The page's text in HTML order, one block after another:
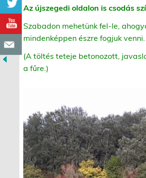
Az újszegedi oldalon is csodás
Szabadon mehetünk fel-le,
mindenképpen észre fogjuk venni.
(A töltés teteje betonozott,
a fűre.)